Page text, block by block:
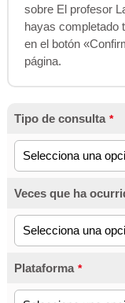
sobre El profesor
hayas completado
en el botón
página.
Tipo de consulta *
Veces que ha
Plataforma *